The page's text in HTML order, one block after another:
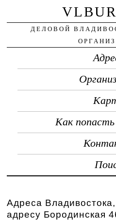
ДЕЛОВОЙ
Как
Адреса
адресу Бородинская